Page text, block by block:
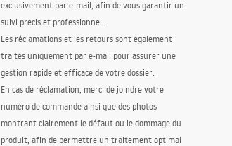
exclusivement par e-mail, afin de vous garantir un
suivi précis et professionnel.
Les réclamations et les retours sont également
traités uniquement par e-mail pour assurer une
gestion rapide et efficace de votre dossier.
En cas de réclamation, merci de joindre votre
numéro de commande ainsi que des photos
montrant clairement le défaut ou le dommage du
produit, afin de permettre un traitement optimal